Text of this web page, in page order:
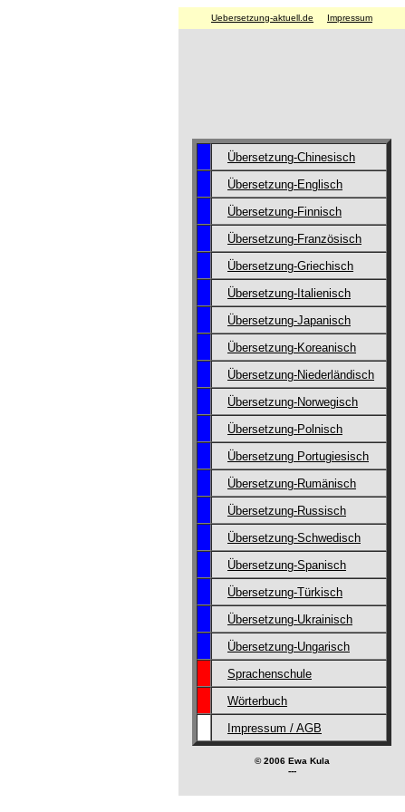
Uebersetzung-aktuell.de Impressum
Übersetzung-Chinesisch
Übersetzung-Englisch
Übersetzung-Finnisch
Übersetzung-Französisch
Übersetzung-Griechisch
Übersetzung-Italienisch
Übersetzung-Japanisch
Übersetzung-Koreanisch
Übersetzung-Niederländisch
Übersetzung-Norwegisch
Übersetzung-Polnisch
Übersetzung Portugiesisch
Übersetzung-Rumänisch
Übersetzung-Russisch
Übersetzung-Schwedisch
Übersetzung-Spanisch
Übersetzung-Türkisch
Übersetzung-Ukrainisch
Übersetzung-Ungarisch
Sprachenschule
Wörterbuch
Impressum / AGB
© 2006 Ewa Kula
---